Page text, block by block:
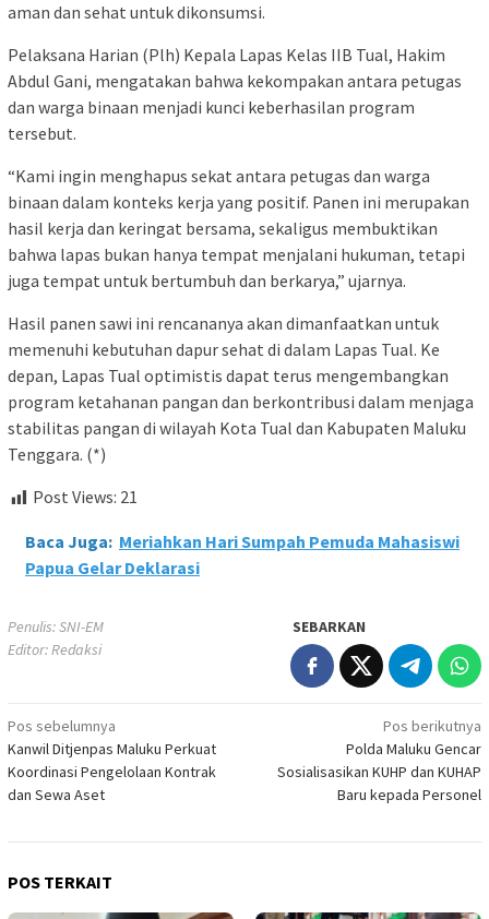
aman dan sehat untuk dikonsumsi.
Pelaksana Harian (Plh) Kepala Lapas Kelas IIB Tual, Hakim
Abdul Gani, mengatakan bahwa kekompakan antara petugas
dan warga binaan menjadi kunci keberhasilan program
tersebut.
“Kami ingin menghapus sekat antara petugas dan warga
binaan dalam konteks kerja yang positif. Panen ini merupakan
hasil kerja dan keringat bersama, sekaligus membuktikan
bahwa lapas bukan hanya tempat menjalani hukuman, tetapi
juga tempat untuk bertumbuh dan berkarya,” ujarnya.
Hasil panen sawi ini rencananya akan dimanfaatkan untuk
memenuhi kebutuhan dapur sehat di dalam Lapas Tual. Ke
depan, Lapas Tual optimistis dapat terus mengembangkan
program ketahanan pangan dan berkontribusi dalam menjaga
stabilitas pangan di wilayah Kota Tual dan Kabupaten Maluku
Tenggara. (*)
Post Views: 21
Baca Juga: Meriahkan Hari Sumpah Pemuda Mahasiswi
Papua Gelar Deklarasi
Penulis: SNI-EM
Editor: Redaksi
SEBARKAN
Navigasi
pos
Pos sebelumnya
Kanwil Ditjenpas Maluku Perkuat
Koordinasi Pengelolaan Kontrak
dan Sewa Aset
Pos berikutnya
Polda Maluku Gencar
Sosialisasikan KUHP dan KUHAP
Baru kepada Personel
POS TERKAIT